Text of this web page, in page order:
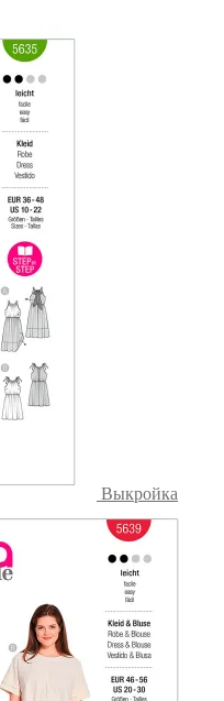
Выкройка